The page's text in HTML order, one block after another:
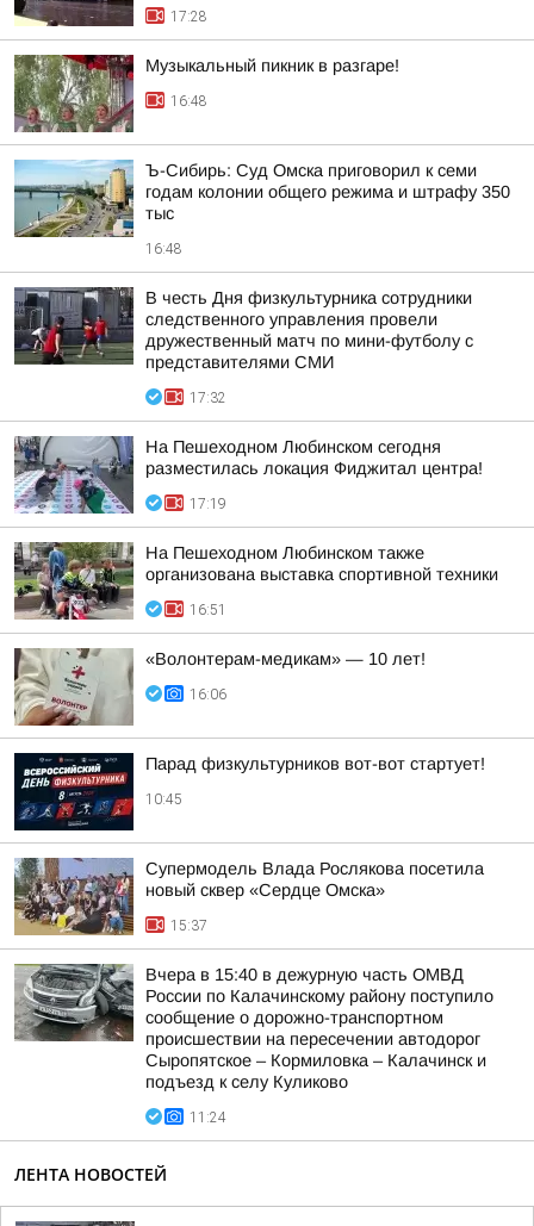
17:28
Музыкальный пикник в разгаре!
16:48
Ъ-Сибирь: Суд Омска приговорил к семи
годам колонии общего режима и штрафу 350
тыс
16:48
В честь Дня физкультурника сотрудники
следственного управления провели
дружественный матч по мини-футболу с
представителями СМИ
17:32
На Пешеходном Любинском сегодня
разместилась локация Фиджитал центра!
17:19
На Пешеходном Любинском также
организована выставка спортивной техники
16:51
«Волонтерам-медикам» — 10 лет!
16:06
Парад физкультурников вот-вот стартует!
10:45
Супермодель Влада Рослякова посетила
новый сквер «Сердце Омска»
15:37
Вчера в 15:40 в дежурную часть ОМВД
России по Калачинскому району поступило
сообщение о дорожно-транспортном
происшествии на пересечении автодорог
Сыропятское – Кормиловка – Калачинск и
подъезд к селу Куликово
11:24
ЛЕНТА НОВОСТЕЙ